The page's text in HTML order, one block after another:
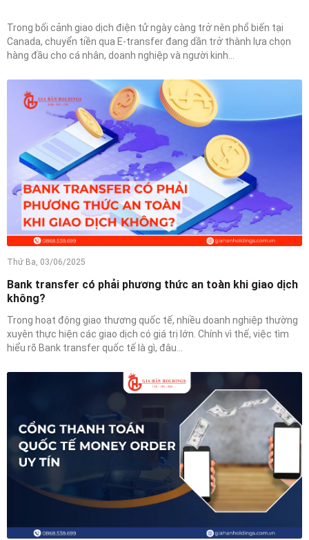
Trong bối cảnh giao dịch điện tử ngày càng trở nên phổ biến tại
Canada, chuyển tiền qua E-transfer đang dần trở thành lựa chọn
hàng đầu cho cá nhân, doanh nghiệp và người kinh...
Thứ Ba, 03/06/2025
Bank transfer có phải phương thức an toàn khi giao dịch
không?
Trong hoạt động giao thương quốc tế, nhiều doanh nghiệp thường
xuyên thực hiện các giao dịch có giá trị lớn. Chính vì thế, việc tìm
hiểu rõ Bank transfer quốc tế là gì, đâu...